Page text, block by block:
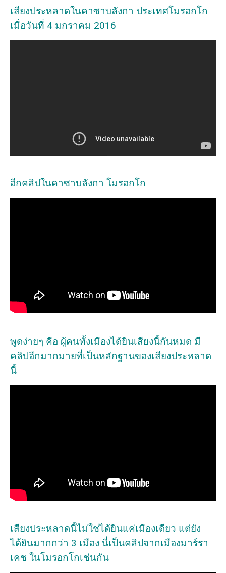
เสียงประหลาดในคาซาบลังกา ประเทศโมรอกโก
เมื่อวันที่ 4 มกราคม 2016
อีกคลิปในคาซาบลังกา โมรอกโก
พูดง่ายๆ คือ ผู้คนทั้งเมืองได้ยินเสียงนี้กันหมด มี
คลิปอีกมากมายที่เป็นหลักฐานของเสียงประหลาด
นี้
เสียงประหลาดนี้ไม่ใช่ได้ยินแค่เมืองเดียว แต่ยัง
ได้ยินมากกว่า 3 เมือง นี่เป็นคลิปจากเมืองมาร์รา
เคช ในโมรอกโกเช่นกัน